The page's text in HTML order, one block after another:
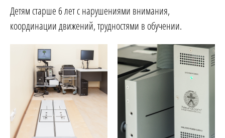
Детям старше 6 лет с нарушениями внимания,
координации движений, трудностями в обучении.